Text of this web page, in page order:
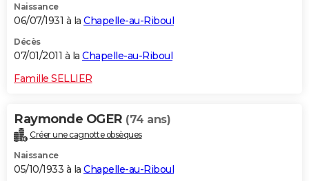
Naissance
06/07/1931 à la Chapelle-au-Riboul
Décès
07/01/2011 à la Chapelle-au-Riboul
Famille SELLIER
Raymonde OGER (74 ans)
Créer une cagnotte obsèques
Naissance
05/10/1933 à la Chapelle-au-Riboul